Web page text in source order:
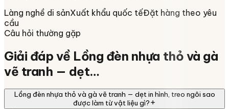
Làng nghề di sảnXuất khẩu quốc tếĐặt hàng theo yêu
cầu
Câu hỏi thường gặp
Giải đáp về Lồng đèn nhựa thỏ và gà
vẽ tranh — dẹt…
Lồng đèn nhựa thỏ và gà vẽ tranh — dẹt in hình, treo ngôi sao
được làm từ vật liệu gì?